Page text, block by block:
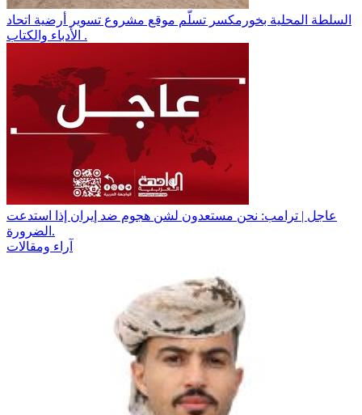
السلطة المحلية بخورمكسر تسلّم موقع مشروع تسوير أرضية اتحاد
الأدباء والكتاب .
عاجل | ترامب: نحن مستعدون لشن هجوم ضد إيران إذا استدعت
الضرورة.
آراء ومقالات